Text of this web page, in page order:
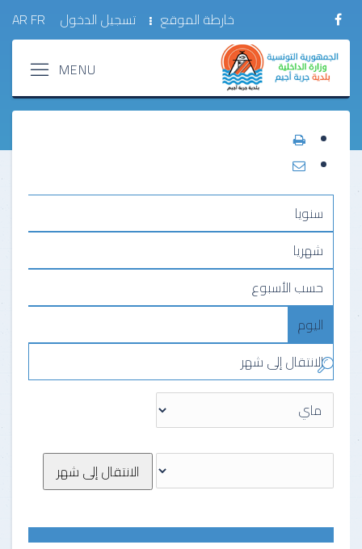
FR
AR خارطة الموقع تسجيل الدخول
سنويا
شهريا
حسب الأسبوع
اليوم
الانتقال إلى شهر
الانتقال إلى شهر